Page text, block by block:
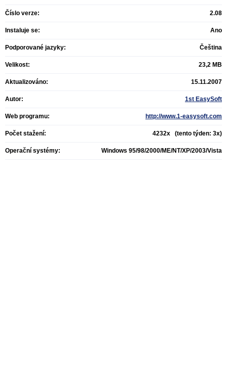
Číslo verze: 2.08
Instaluje se: Ano
Podporované jazyky: Čeština
Velikost: 23,2 MB
Aktualizováno: 15.11.2007
Autor: 1st EasySoft
Web programu: http://www.1-easysoft.com
Počet stažení: 4232x (tento týden: 3x)
Operační systémy: Windows 95/98/2000/ME/NT/XP/2003/Vista